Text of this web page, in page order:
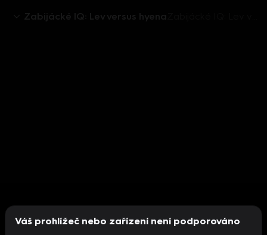
Zabijácké IQ: Lev versus hyena
Váš prohlížeč nebo zařízení není podporováno